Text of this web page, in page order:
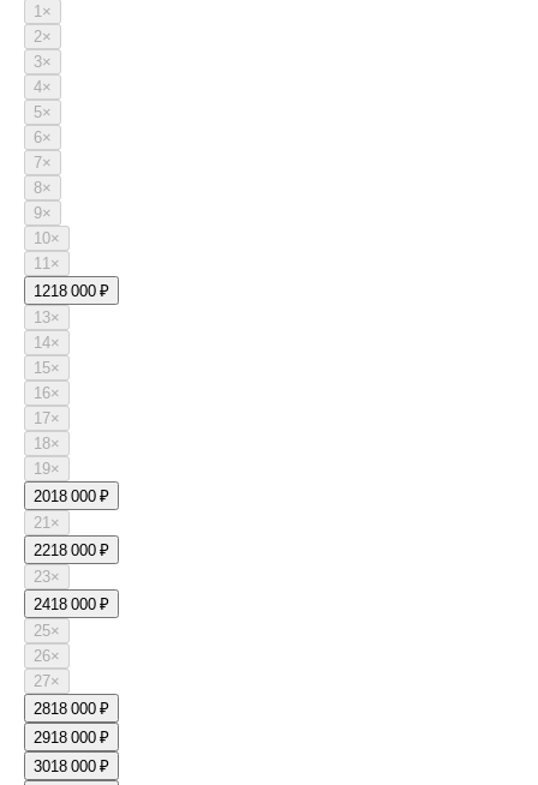
1×
2×
3×
4×
5×
6×
7×
8×
9×
10×
11×
1218 000 ₽
13×
14×
15×
16×
17×
18×
19×
2018 000 ₽
21×
2218 000 ₽
23×
2418 000 ₽
25×
26×
27×
2818 000 ₽
2918 000 ₽
3018 000 ₽